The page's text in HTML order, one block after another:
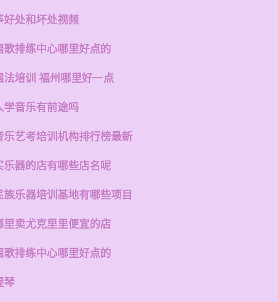
好处和坏处视频
歌排练中心哪里好点的
法培训 福州哪里好一点
学音乐有前途吗
乐艺考培训机构排行榜最新
乐器的店有哪些店名呢
族乐器培训基地有哪些项目
里卖尤克里里便宜的店
歌排练中心哪里好点的
琴